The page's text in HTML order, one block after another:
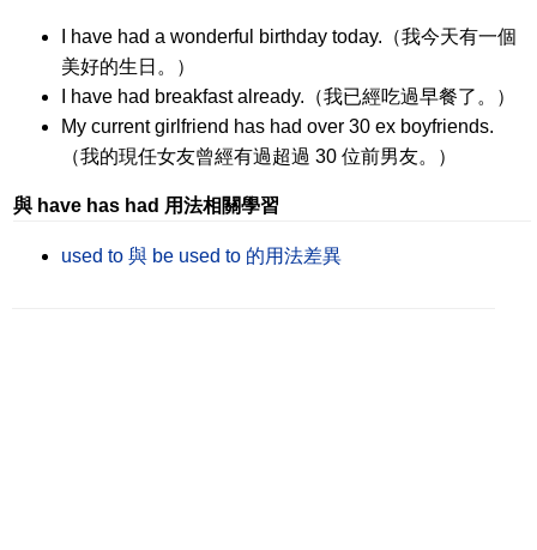
I have had a wonderful birthday today.（我今天有一個
美好的生日。）
I have had breakfast already.（我已經吃過早餐了。）
My current girlfriend has had over 30 ex boyfriends.
（我的現任女友曾經有過超過 30 位前男友。）
與 have has had 用法相關學習
used to 與 be used to 的用法差異